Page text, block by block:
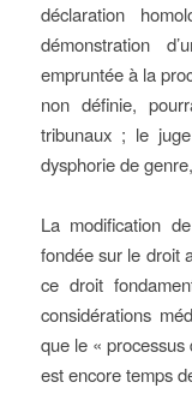
déclaration
démonstration
empruntée à la
non définie,
tribunaux ; le
dysphorie de
La modification
fondée sur le droit
ce droit
considérations
que le « processus
est encore temps